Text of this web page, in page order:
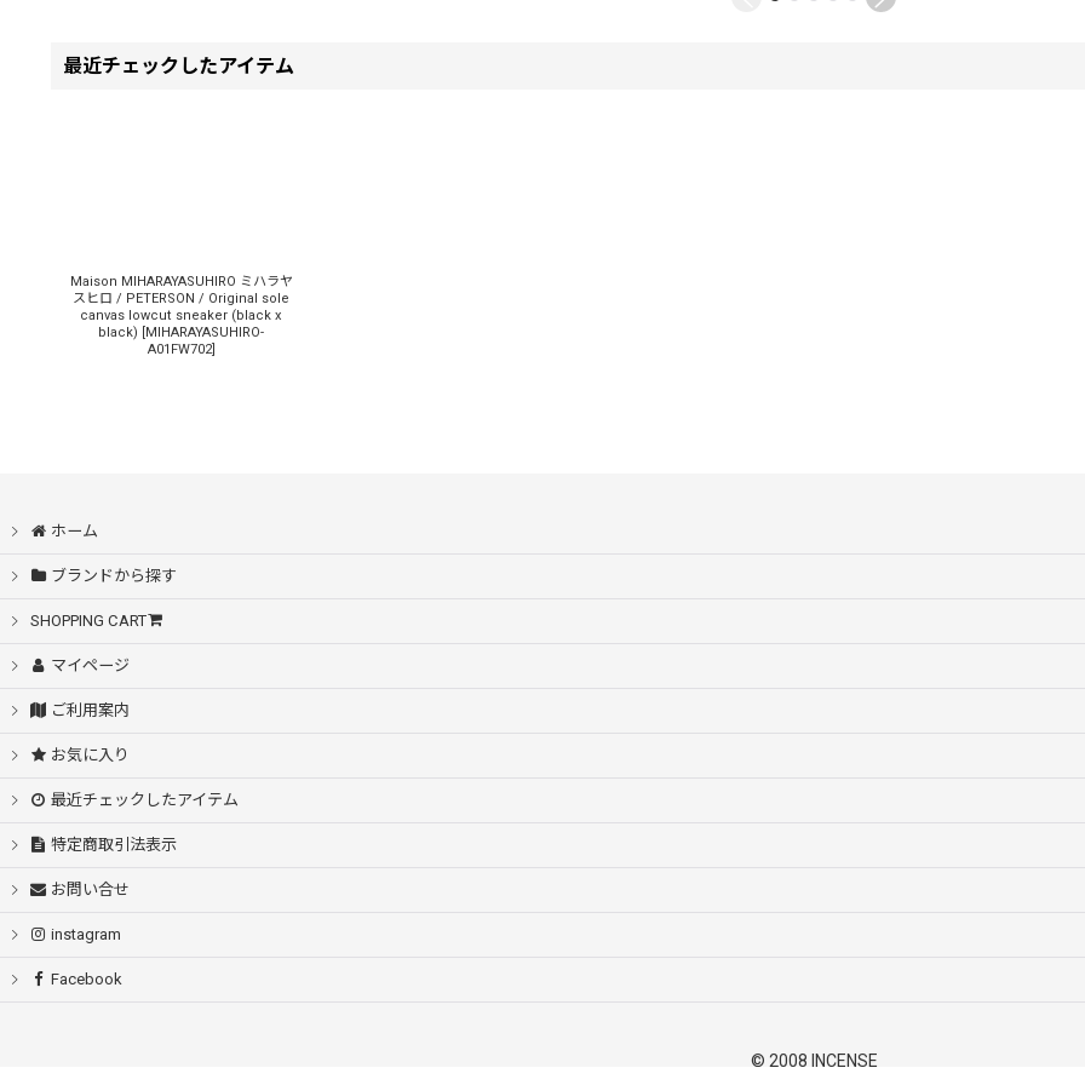
最近チェックしたアイテム
Maison MIHARAYASUHIRO ミハラヤ
スヒロ / PETERSON / Original sole
canvas lowcut sneaker (black x
black) [MIHARAYASUHIRO-
A01FW702]
ホーム
ブランドから探す
SHOPPING CART
マイページ
ご利用案内
お気に入り
最近チェックしたアイテム
特定商取引法表示
お問い合せ
instagram
Facebook
© 2008 INCENSE